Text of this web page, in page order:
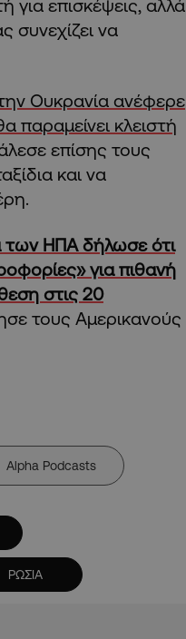
για επισκέψεις, αλλά
συνεχίζει να
Ουκρανία ανέφερε
παραμείνει κλειστή
επίσης τους
και να
των ΗΠΑ δήλωσε ότι
για πιθανή
στις 20
τους Αμερικανούς
Alpha Podcasts
ΡΩΣΙΑ